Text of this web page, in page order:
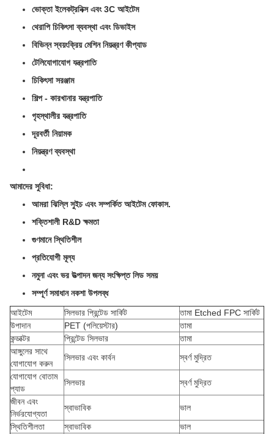
ভোক্তা ইলেকট্রনিক্স এবং 3C আইটেম
থেরাপি চিকিৎসা ব্যবস্থা এবং ডিভাইস
বিভিন্ন স্বয়ংক্রিয় মেশিন নিয়ন্ত্রণ কীপ্যাড
টেলিযোগাযোগ যন্ত্রপাতি
চিকিৎসা সরঞ্জাম
শিল্প - কারখানার যন্ত্রপাতি
গৃহস্থালীর যন্ত্রপাতি
দূরবর্তী নিয়ামক
নিয়ন্ত্রণ ব্যবস্থা
আমাদের সুবিধা:
আমরা ঝিল্লি সুইচ এবং সম্পর্কিত আইটেম ফোকাস.
শক্তিশালী R&D ক্ষমতা
গুণমানে স্থিতিশীল
প্রতিযোগী মূল্য
নমুনা এবং ভর উত্পাদন জন্য সংক্ষিপ্ত লিড সময়
সম্পূর্ণ সমাধান নকশা উপলব্ধ
আইটেম
সিলভার প্রিন্টেড সার্কিট
তামা Etched FPC সার্কিট
উপাদান
PET (পলিয়েস্টার)
তামা
কন্ডাক্টর
প্রিন্টেড সিলভার
তামা
আঙ্গুলের সাথে
যোগাযোগ করুন
সিলভার এবং কার্বন
স্বর্ণ মুদ্রিত
যোগাযোগ বোতাম
প্যাড
সিলভার
স্বর্ণ মুদ্রিত
জীবন এবং
নির্ভরযোগ্যতা
স্বাভাবিক
ভাল
স্থিতিশীলতা
স্বাভাবিক
ভাল